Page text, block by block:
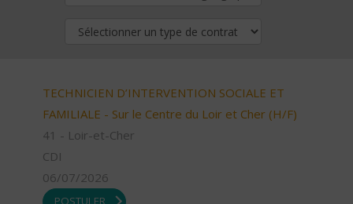
TECHNICIEN D’INTERVENTION SOCIALE ET
FAMILIALE - Sur le Centre du Loir et Cher (H/F)
41 - Loir-et-Cher
CDI
06/07/2026
POSTULER